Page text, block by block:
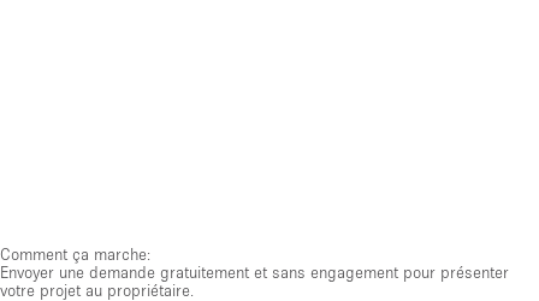
Comment ça marche:
Envoyer une demande gratuitement et sans engagement pour présenter
votre projet au propriétaire.